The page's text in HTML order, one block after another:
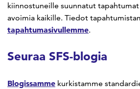
kiinnostuneille suunnatut
avoimia kaikille. Tiedot
tapahtumasivullemme.
Seuraa SFS-blogia
Blogissamme kurkistamme